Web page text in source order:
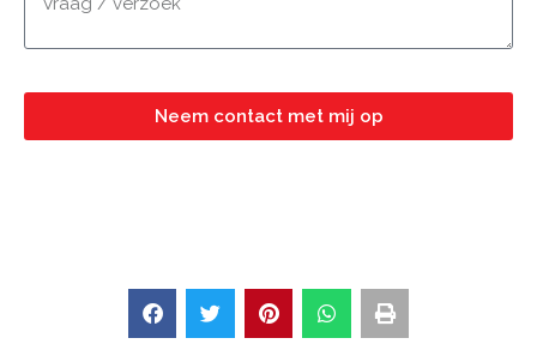
Neem contact met mij op